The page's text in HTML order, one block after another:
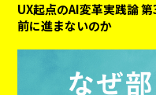
UX起点のAI変革実践論
前に進まないのか